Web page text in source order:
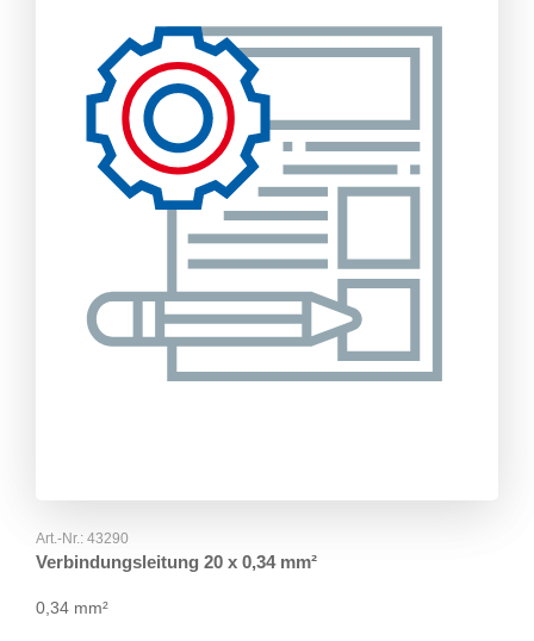
Art.-Nr.: 43290
Verbindungsleitung 20 x 0,34 mm²
0,34 mm²